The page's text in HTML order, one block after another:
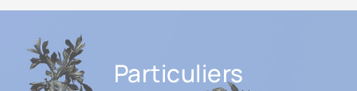
Particuliers